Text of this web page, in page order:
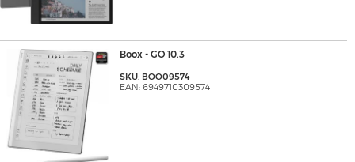
Boox - GO 10.3
SKU: BOO09574
EAN: 6949710309574